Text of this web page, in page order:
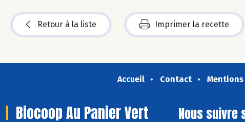
Retour à la liste Imprimer la recette
Accueil Contact
Biocoop Au Panier Vert Nous suivre